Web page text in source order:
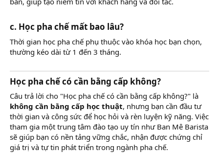
c. Học pha chế mất bao lâu?
Thời gian học pha chế phụ thuộc vào khóa học bạn chọn,
thường kéo dài từ 1 đến 3 tháng.
Học pha chế có cần bằng cấp không?
Câu trả lời cho "Học pha chế có cần bằng cấp không?" là
không cần bằng cấp học thuật, nhưng bạn cần đầu tư
thời gian và công sức để học hỏi và rèn luyện kỹ năng. Việc
tham gia một trung tâm đào tạo uy tín như Ban Mê Barista
sẽ giúp bạn có nền tảng vững chắc, nhận được chứng chỉ
giá trị và tự tin phát triển trong ngành pha chế.